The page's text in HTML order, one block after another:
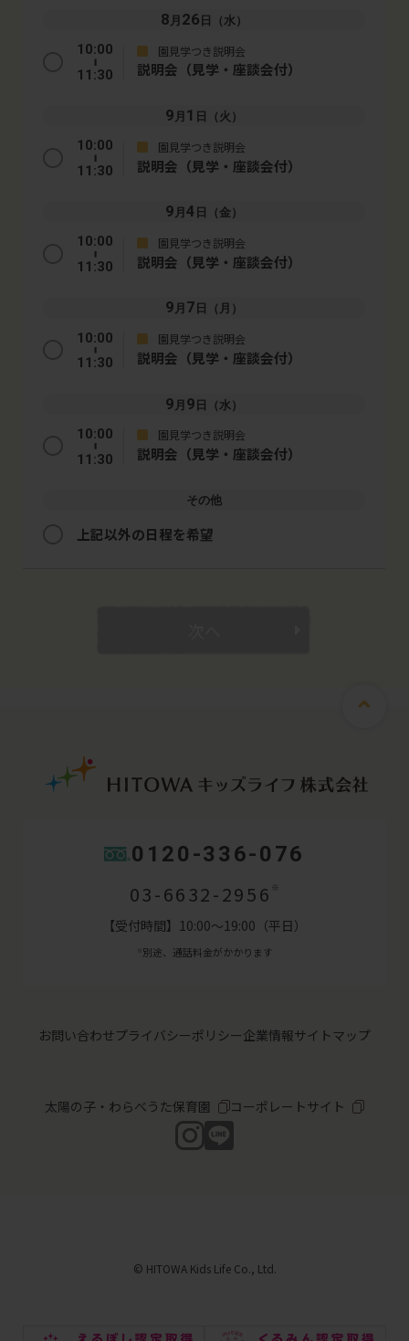
0120-336-076
03-6632-2956 ※
【受付時間】10:00～19:00（平日）
※ 別途、通話料金がかかります
お問い合わせプライバシーポリシー企業情報サイトマップ
太陽の子・わらべうた保育園 コーポレートサイト
© HITOWA Kids Life Co., Ltd.